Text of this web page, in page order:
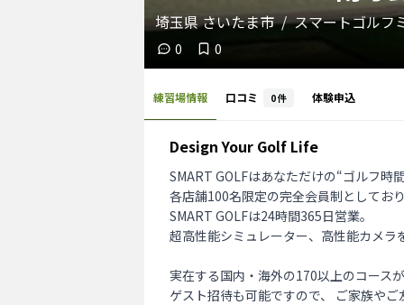
埼玉県さいたま市 / スマートゴルフ
0 0
練習場情報 口コミ 0件 体験申込
Design Your Golf Life
SMART GOLFはあなただけの“ゴルフ時
各店舗100名限定の完全会員制としてお
SMART GOLFは24時間365日営業。
超高性能シミュレーター、高性能カメ
実在する国内・海外の170以上のコース
ゲスト招待も可能ですので、 ご家族や